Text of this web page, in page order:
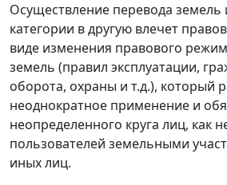
Осуществление перевода земель
категории в другую влечет
виде изменения правового
земель (правил эксплуатации,
оборота, охраны и т.д.), который
неоднократное применение и
неопределенного круга лиц, как
пользователей земельными
иных лиц.